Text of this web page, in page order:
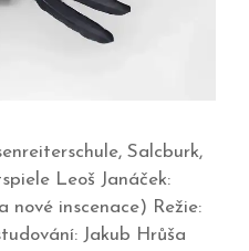
Salcburk,
Leoš Janáček:
nové inscenace) Režie:
Jakub Hrůša